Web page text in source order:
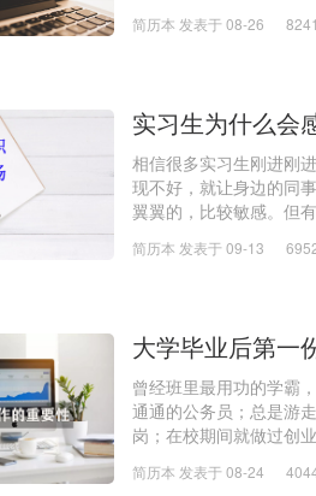
一到一
简历本 发表于 08-26
实习生为什么会
相信很多实习生刚进刚
现不好，就让身边的同
翼翼的，比较敏感。但
码，从而也会影
简历本 发表于 09-13
大学毕业后第一
曾经班里最用功的学霸
通通的公务员；总是游
岗；在校期间就做过创
大呢？有很大一部分原
简历本 发表于 08-24